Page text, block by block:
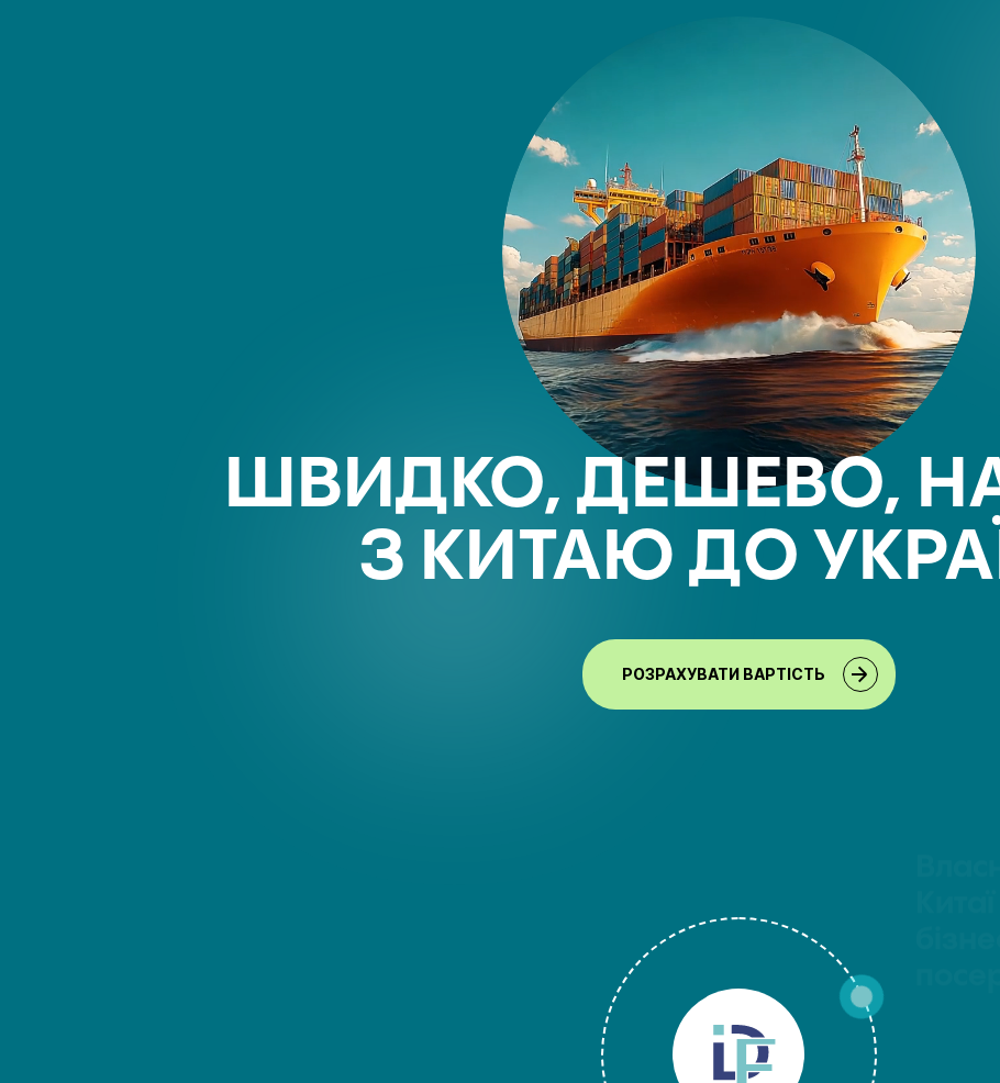
ШВИДКО, ДЕШЕВО,
З КИТАЮ ДО
РОЗРАХУВАТИ ВАРТІСТЬ